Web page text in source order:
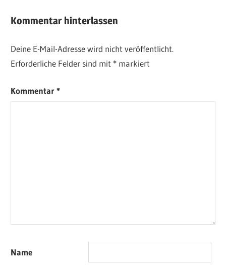
Kommentar hinterlassen
Deine E-Mail-Adresse wird nicht veröffentlicht.
Erforderliche Felder sind mit * markiert
Kommentar*
Name